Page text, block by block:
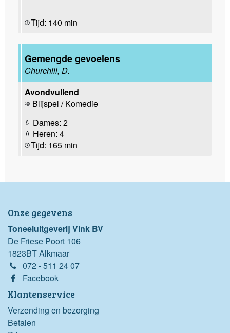
Tijd: 140 min
Gemengde gevoelens
Churchill, D.
Avondvullend
Blijspel / Komedie
Dames: 2
Heren: 4
Tijd: 165 min
Onze gegevens
Toneeluitgeverij Vink BV
De Friese Poort 106
1823BT Alkmaar
072 - 511 24 07
Facebook
Klantenservice
Verzending en bezorging
Betalen